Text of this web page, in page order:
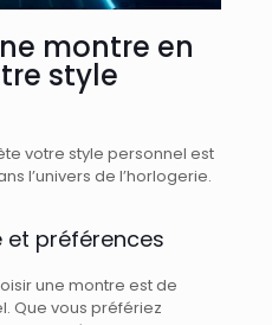
montre en
style
votre style personnel est
l’univers de l’horlogerie.
et préférences
une montre est de
Que vous préfériez